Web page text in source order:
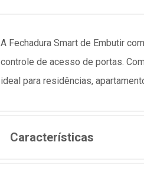
A Fechadura Smart de Embutir
controle de acesso de portas.
ideal para residências,
Características